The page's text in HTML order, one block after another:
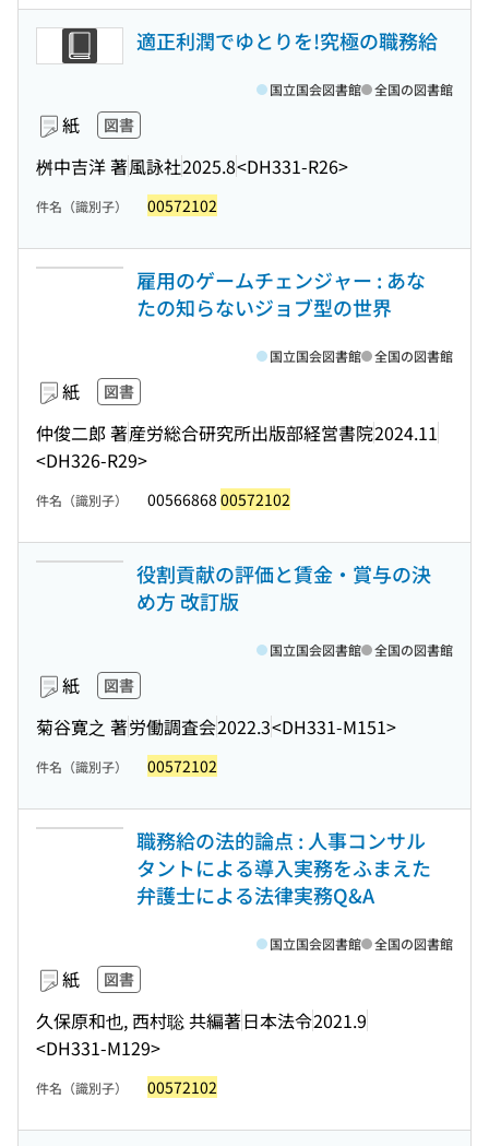
適正利潤でゆとりを!究極の職務給
紙 図書
桝中吉洋 著風詠社2025.8<DH331-R26>
国立国会図書館 全国の図書館
件名（識別子） 00572102
雇用のゲームチェンジャー : あな
たの知らないジョブ型の世界
紙 図書
仲俊二郎 著産労総合研究所出版部経営書院2024.11
<DH326-R29>
国立国会図書館 全国の図書館
件名（識別子） 00566868 00572102
役割貢献の評価と賃金・賞与の決
め方 改訂版
紙 図書
菊谷寛之 著労働調査会2022.3<DH331-M151>
国立国会図書館 全国の図書館
件名（識別子） 00572102
職務給の法的論点 : 人事コンサル
タントによる導入実務をふまえた
弁護士による法律実務Q&A
紙 図書
久保原和也, 西村聡 共編著日本法令2021.9
<DH331-M129>
国立国会図書館 全国の図書館
件名（識別子） 00572102